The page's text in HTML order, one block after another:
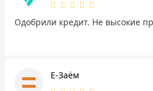
Одобрили кредит. Не высокие
Е-Заём